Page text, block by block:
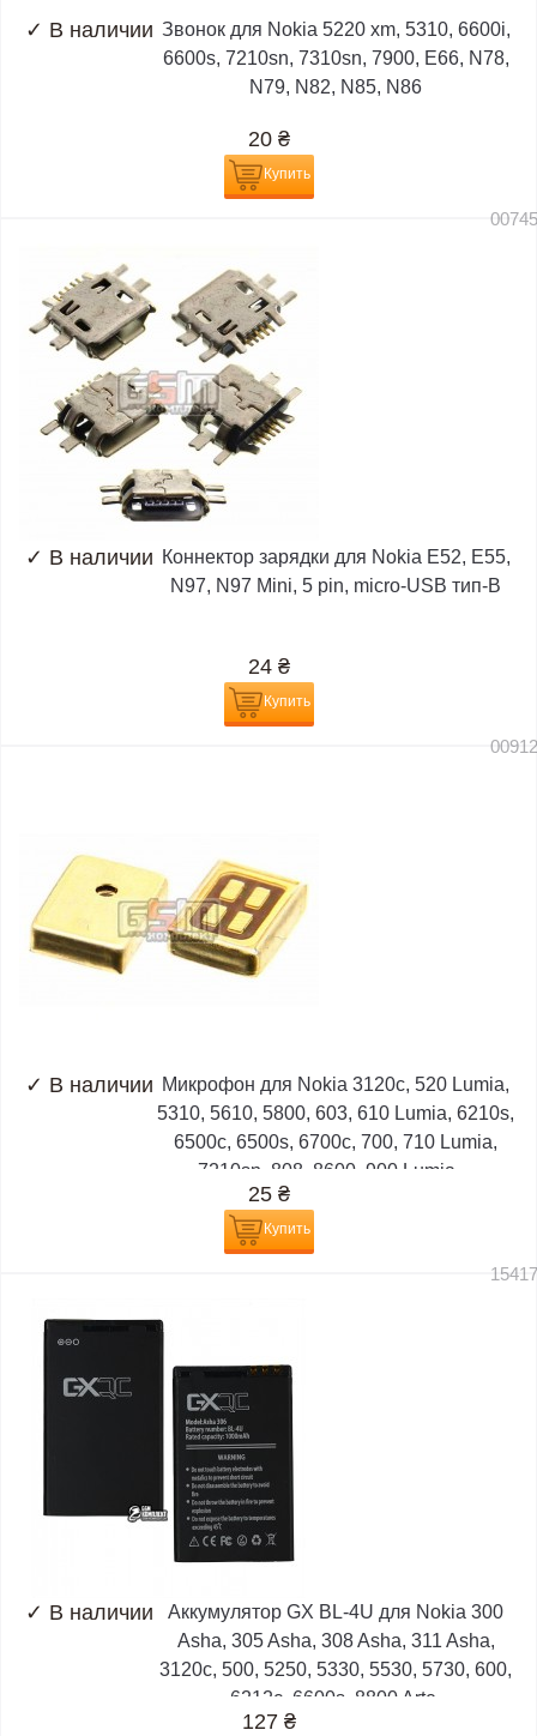
✓ В наличии Звонок для Nokia 5220 xm, 5310, 6600i,
6600s, 7210sn, 7310sn, 7900, E66, N78,
N79, N82, N85, N86
20 ₴
Купить
✓ В наличии Коннектор зарядки для Nokia E52, E55,
N97, N97 Mini, 5 pin, micro-USB тип-B
24 ₴
Купить
✓ В наличии Микрофон для Nokia 3120c, 520 Lumia,
5310, 5610, 5800, 603, 610 Lumia, 6210s,
6500c, 6500s, 6700c, 700, 710 Lumia,
7210sn, 808, 8600, 900 Lumia,...
25 ₴
Купить
✓ В наличии
Аккумулятор GX BL-4U для Nokia 300
Asha, 305 Asha, 308 Asha, 311 Asha,
3120c, 500, 5250, 5330, 5530, 5730, 600,
6212c, 6600s, 8800 Arte,
127 ₴